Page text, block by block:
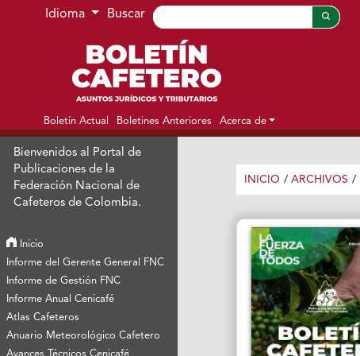
Ir al menú de navegación principal
Ir al contenido principal
Ir al pie de página del sitio
Idioma Buscar
Boletín Actual Boletines Anteriores Acerca de
Bienvenidos al Portal de
Publicaciones de la
Federación Nacional de
Cafeteros de Colombia.
Inicio
Informe del Gerente General FNC
Informe de Gestión FNC
Informe Anual Cenicafé
Atlas Cafeteros
Anuario Meteorológico Cafetero
INICIO / ARCHIVOS /